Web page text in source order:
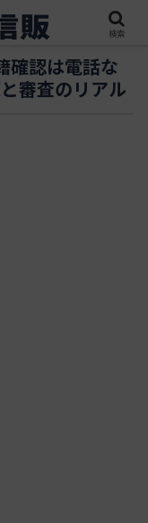
確認は電話な
審査のリアル
検索